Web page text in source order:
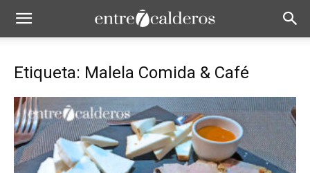
Etiqueta: Malela Comida & Café